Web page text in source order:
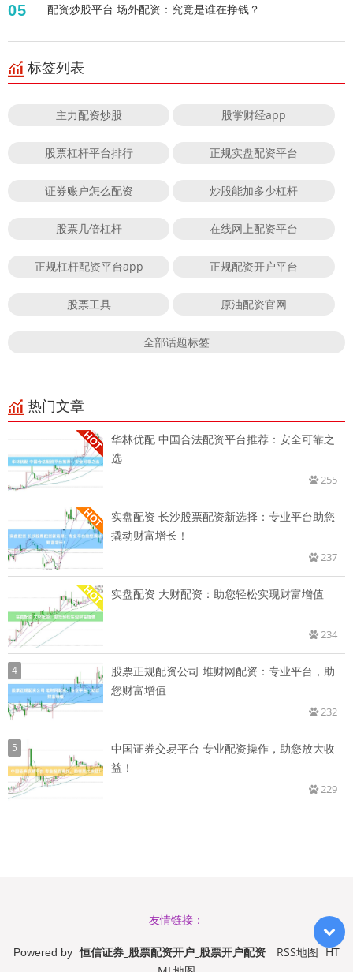
05 配资炒股平台 场外配资：究竟是谁在挣钱？
标签列表
主力配资炒股 股掌财经app
股票杠杆平台排行 正规实盘配资平台
证券账户怎么配资 炒股能加多少杠杆
股票几倍杠杆 在线网上配资平台
正规杠杆配资平台app 正规配资开户平台
股票工具 原油配资官网
全部话题标签
热门文章
华林优配 中国合法配资平台推荐：安全可靠之
选
255
实盘配资 长沙股票配资新选择：专业平台助您
撬动财富增长！
237
实盘配资 大财配资：助您轻松实现财富增值
234
4
股票正规配资公司 堆财网配资：专业平台，助
您财富增值
232
5
中国证券交易平台 专业配资操作，助您放大收
益！
229
友情链接：
Powered by 恒信证券_股票配资开户_股票开户配资 RSS地图 HT